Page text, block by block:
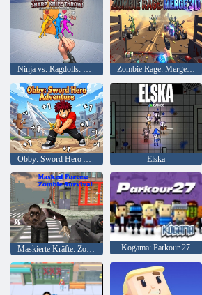
Ninja vs. Ragdolls: Scharfer Messerwurf! Zombie Rage: Merge 3D
Obby: Sword Hero Adventure Elska
Kogama: Parkour 27